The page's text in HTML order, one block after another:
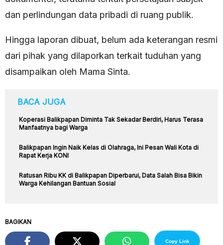
dan perlindungan data pribadi di ruang publik.
Hingga laporan dibuat, belum ada keterangan resmi
dari pihak yang dilaporkan terkait tuduhan yang
disampaikan oleh Mama Sinta.
BACA JUGA
Koperasi Balikpapan Diminta Tak Sekadar Berdiri, Harus Terasa
Manfaatnya bagi Warga
Balikpapan Ingin Naik Kelas di Olahraga, Ini Pesan Wali Kota di
Rapat Kerja KONI
Ratusan Ribu KK di Balikpapan Diperbarui, Data Salah Bisa Bikin
Warga Kehilangan Bantuan Sosial
BAGIKAN
Copy Link